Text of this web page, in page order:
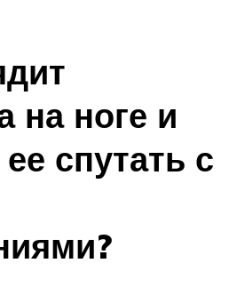
на ноге и
спутать с